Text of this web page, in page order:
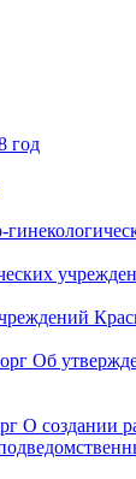
год
Об
О